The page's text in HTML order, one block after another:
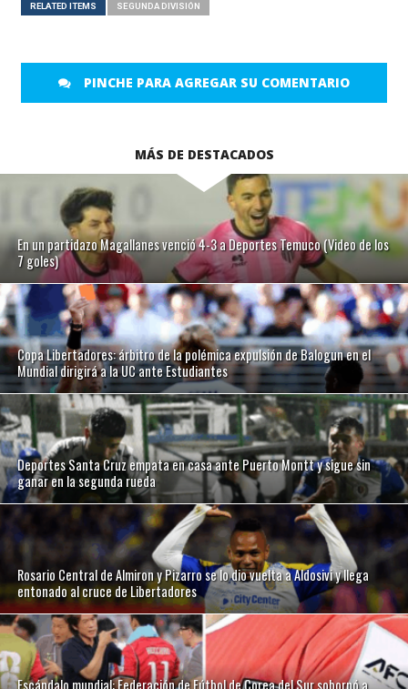
RELATED ITEMS SEGUNDA DIVISIÓN
PINCHE PARA AGREGAR SU COMENTARIO
MÁS DE DESTACADOS
En un partidazo Magallanes venció 4-3 a Deportes Temuco (Video de los
7 goles)
Copa Libertadores: árbitro de la polémica expulsión de Balogun en el
Mundial dirigirá a la UC ante Estudiantes
Deportes Santa Cruz empata en casa ante Puerto Montt y sigue sin
ganar en la segunda rueda
Rosario Central de Almiron y Pizarro se lo dio vuelta a Aldosivi y llega
entonado al cruce de Libertadores